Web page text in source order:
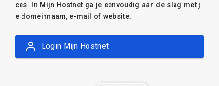
ces. In Mijn Hostnet ga je eenvoudig aan de slag met j
e domeinnaam, e-mail of website.
Login Mijn Hostnet